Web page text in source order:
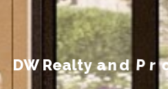
DW RealtyandP rop